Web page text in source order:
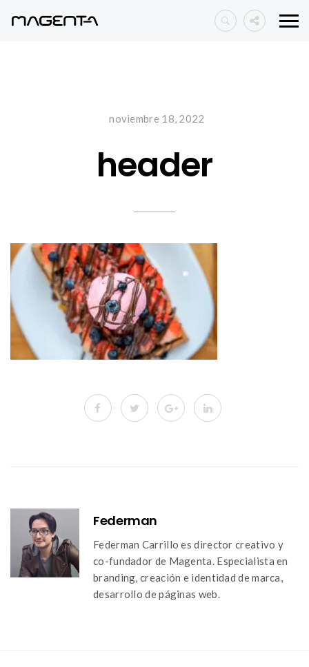
noviembre 18, 2022
header
Federman
Federman Carrillo es director creativo y
co-fundador de Magenta. Especialista en
branding, creación e identidad de marca,
desarrollo de páginas web.